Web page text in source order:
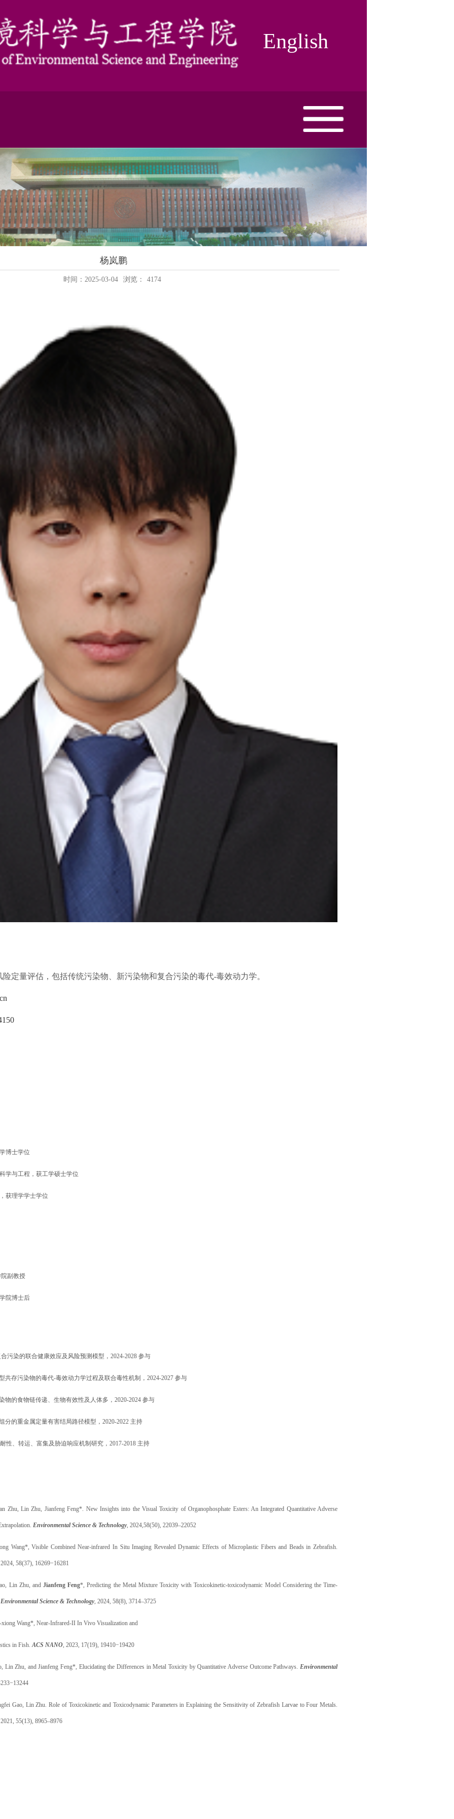
English
杨岚鹏
时间：2025-03-04 浏览： 4174
定量评估，包括传统污染物、新污染物和复合污染的毒代-毒效动力学。
博士学位
学与工程，获工学硕士学位
获理学学士学位
副 教授
院博士后
污染的联合健康效应及风险预测模型， 2024-2028 参与
共存污染物的毒代-毒效动力学过程及联合毒性机制， 2024-2027 参与
物的食物链传递、生物有效性及人体多， 2020-2024 参与
分的重金属定量有害结局路径模型， 2020-2022 主持
性、转运、富集及胁迫响应机制研究， 2017-2018 主持
Zhu, Lin Zhu, Jianfeng Feng*. New Insights into the Visual Toxicity of Organophosphate Esters: An Integrated Quantitative Adverse
Environmental Science & Technology, 2024,58(50), 22039–22052
Wang*, Visible Combined Near-infrared In Situ Imaging Revealed Dynamic Effects of Microplastic Fibers and Beads in Zebrafish.
58(37), 16269−16281
Lin Zhu, andJianfeng Feng*, Predicting the Metal Mixture Toxicity with Toxicokinetic-toxicodynamic Model Considering the Time-
Environmental Science & Technology, 2024, 58(8), 3714–3725
xiong Wang*, Near-Infrared-II In Vivo Visualization and
in Fish.ACS NANO, 2023, 17(19), 19410−19420
Lin Zhu, andJianfeng Feng*, Elucidating the Differences in Metal Toxicity by Quantitative Adverse Outcome Pathways. Environmental
Gao, Lin Zhu. Role of Toxicokinetic and Toxicodynamic Parameters in Explaining the Sensitivity of Zebrafish Larvae to Four Metals.
2021, 55(13), 8965–8976